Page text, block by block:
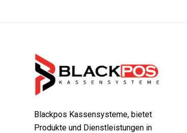
Blackpos Kassensysteme, bietet
Produkte und Dienstleistungen in